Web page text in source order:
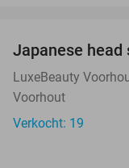
Japanese head
LuxeBeauty
Voorhout
Verkocht: 19